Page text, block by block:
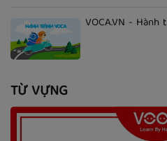
VOCA.VN -
TỪ VỰNG